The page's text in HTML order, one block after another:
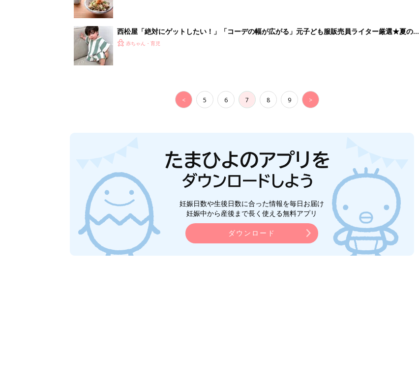
西松屋「絶対にゲットしたい！」「コーデの幅が広がる」元子ども服販売員ライター厳選★夏のバ
ズりアイテム5選
赤ちゃん・育児
< 5 6 7 8 9 >
妊娠日数や生後日数に合った情報を毎日お届け
妊娠中から産後まで長く使える無料アプリ
ダウンロード